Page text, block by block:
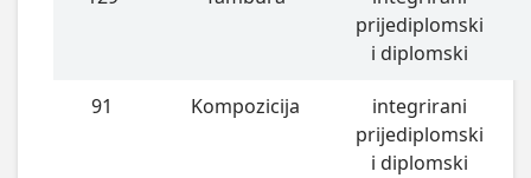
prijediplomski
i diplomski
91 Kompozicija
integrirani
prijediplomski
i diplomski